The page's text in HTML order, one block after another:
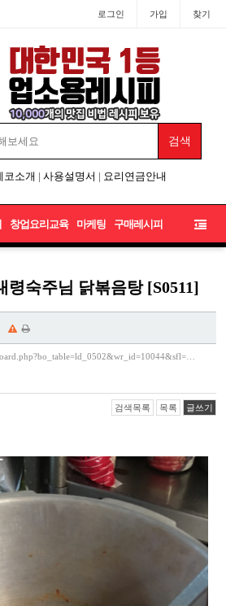
로그인 가입 찾기
코소개 | 사용설명서 | 요리연금안내
창업요리교육 마케팅 구매레시피
령숙주님 닭볶음탕 [S0511]
검색목록 목록 글쓰기